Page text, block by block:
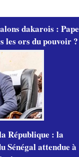
dakarois : Pape
les ors du pouvoir ?
République : la
Sénégal attendue à